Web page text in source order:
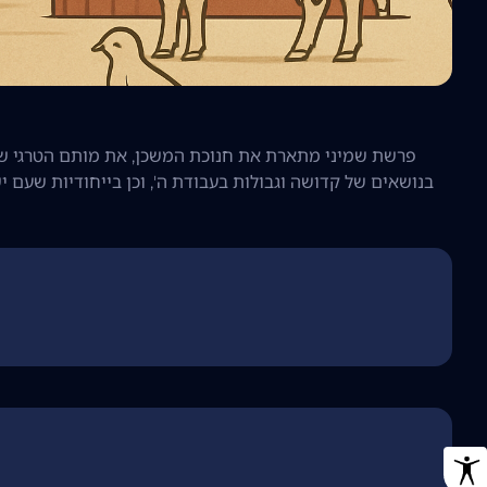
פרשת שמיני מתארת את חנוכת המשכן, את מותם הטרגי
בנושאים של קדושה וגבולות בעבודת ה', וכן בייחודיות